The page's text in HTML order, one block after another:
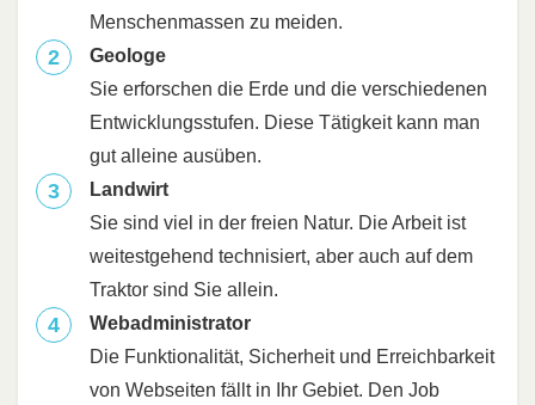
Menschenmassen zu meiden.
Geologe
Sie erforschen die Erde und die verschiedenen
Entwicklungsstufen. Diese Tätigkeit kann man
gut alleine ausüben.
Landwirt
Sie sind viel in der freien Natur. Die Arbeit ist
weitestgehend technisiert, aber auch auf dem
Traktor sind Sie allein.
Webadministrator
Die Funktionalität, Sicherheit und Erreichbarkeit
von Webseiten fällt in Ihr Gebiet. Den Job